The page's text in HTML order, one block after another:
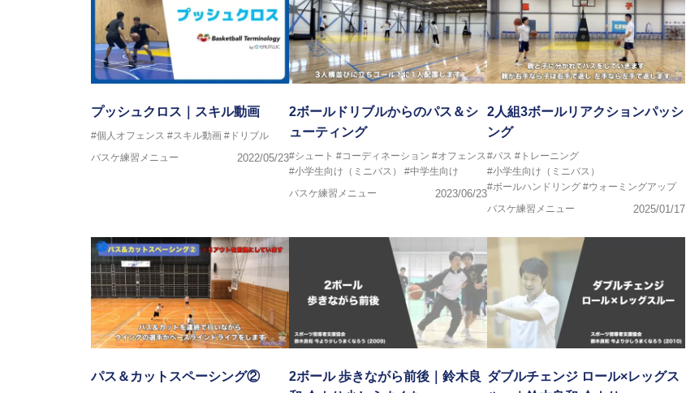
プッシュクロス｜スキル動画
#個人オフェンス #スキル動画 #ドリブル
バスケ練習メニュー
2022/05/23
2ボールドリブルからのパス＆シ
ューティング
#シュート #コーディネーション #オフェンス
#小学生向け（ミニバス）
#中学生向け
バスケ練習メニュー
2023/06/23
2人組3ボールリアクションパッシ
ング
#パス #トレーニング
#小学生向け（ミニバス）
#ボールハンドリング #ウォーミングアップ
バスケ練習メニュー
2025/01/17
パス＆カットスペーシング②
2ボール 歩きながら前後｜鈴木良 ダブルチェンジ ロール×レッグス